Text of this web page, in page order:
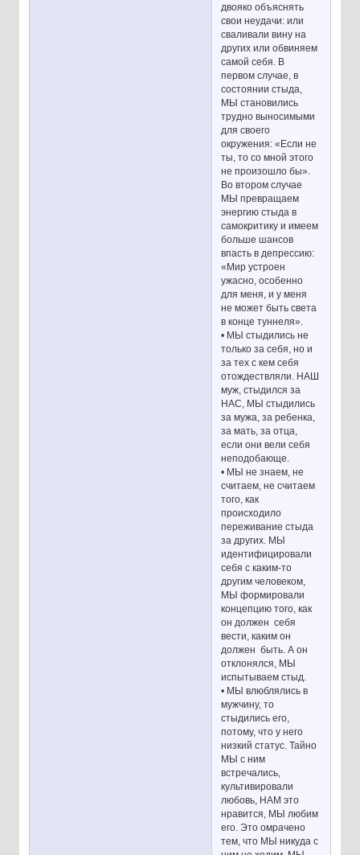
двояко объяснять
свои неудачи: или
сваливали вину на
других или обвиняем
самой себя. В
первом случае, в
состоянии стыда,
МЫ становились
трудно выносимыми
для своего
окружения: «Если не
ты, то со мной этого
не произошло бы».
Во втором случае
МЫ превращаем
энергию стыда в
самокритику и имеем
больше шансов
впасть в депрессию:
«Мир устроен
ужасно, особенно
для меня, и у меня
не может быть света
в конце туннеля».
• МЫ стыдились не
только за себя, но и
за тех с кем себя
отождествляли. НАШ
муж, стыдился за
НАС, МЫ стыдились
за мужа, за ребенка,
за мать, за отца,
если они вели себя
неподобающе.
• МЫ не знаем, не
считаем, не считаем
того, как
происходило
переживание стыда
за других. МЫ
идентифицировали
себя с каким-то
другим человеком,
МЫ формировали
концепцию того, как
он должен себя
вести, каким он
должен быть. А он
отклонялся, МЫ
испытываем стыд.
• МЫ влюблялись в
мужчину, то
стыдились его,
потому, что у него
низкий статус. Тайно
МЫ с ним
встречались,
культивировали
любовь, НАМ это
нравится, МЫ любим
его. Это омрачено
тем, что МЫ никуда с